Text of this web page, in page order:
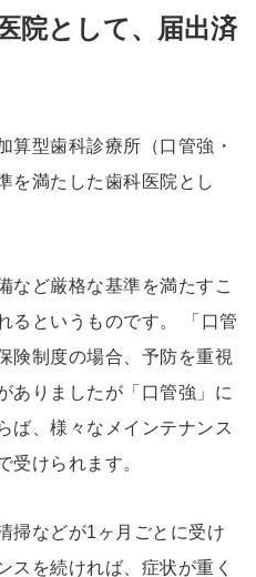
院として、届出済
算型歯科診療所（口管強・
を満たした歯科医院とし
など厳格な基準を満たすこ
るというものです。 「口管
険制度の場合、予防を重視
ありましたが「口管強」に
ば、様々なメインテナンス
受けられます。
掃などが1ヶ月ごとに受け
スを続ければ、症状が重く